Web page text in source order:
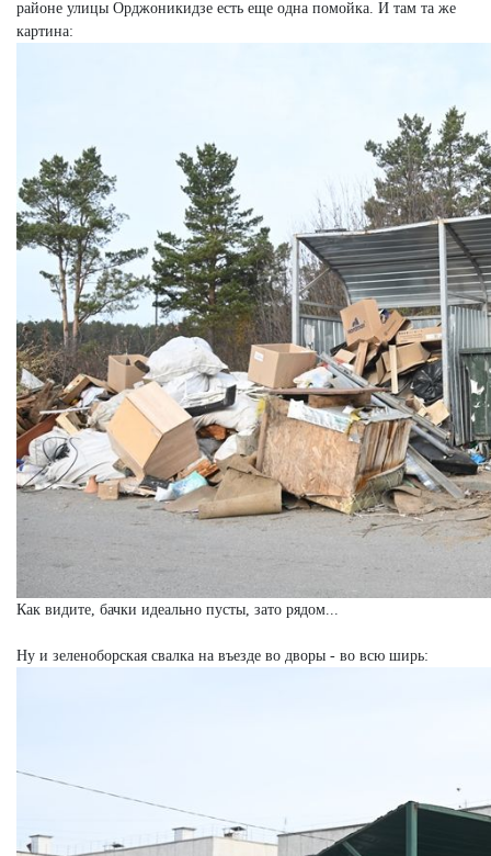
районе улицы Орджоникидзе есть еще одна помойка. И там та же
картина:
Как видите, бачки идеально пусты, зато рядом...
Ну и зеленоборская свалка на въезде во дворы - во всю ширь: